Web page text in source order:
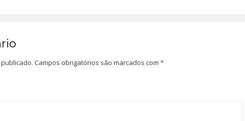
Campos obrigatórios são marcados com *